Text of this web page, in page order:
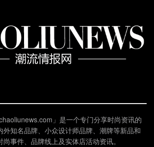
」是一个专门分享时尚资讯的
外知名品牌、小众设计师品牌、潮牌等新品和
事件、品牌线上及实体店活动资讯。